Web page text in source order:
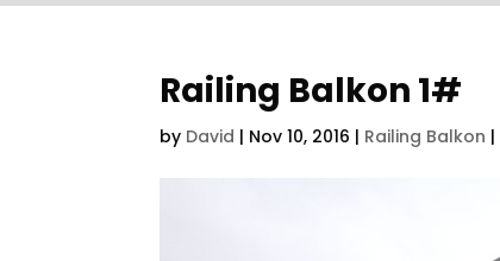
Railing Balkon 1#
by David | Nov 10, 2016 | Railing Balkon |